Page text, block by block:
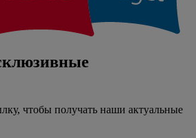
чтобы получать наши актуальные